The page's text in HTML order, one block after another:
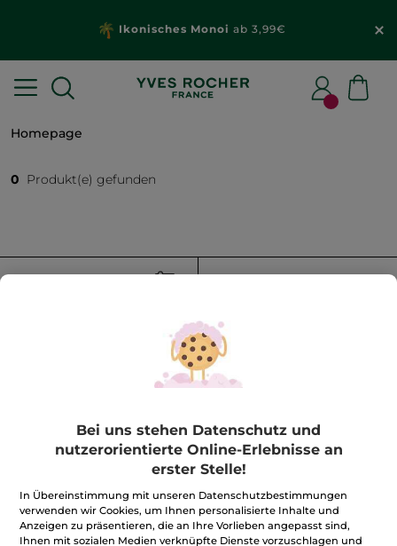
Ikonisches Monoi ab 3,99€
Homepage
0 Produkt(e) gefunden
FILTER SORTIEREN NACH
100%unserer Aktivstoffe
sindpflanzlich
Wir bewirtschaften
unsere Felder
biologisch
Bei uns stehen Datenschutz und
nutzerorientierte Online-Erlebnisse an
erster Stelle!
In Übereinstimmung mit unseren Datenschutzbestimmungen
verwenden wir Cookies, um Ihnen personalisierte Inhalte und
Anzeigen zu präsentieren, die an Ihre Vorlieben angepasst sind,
Ihnen mit sozialen Medien verknüpfte Dienste vorzuschlagen und